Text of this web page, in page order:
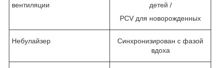
вентиляции
детей /
PCV для новорожденных
Небулайзер
Синхронизирован с фазой
вдоха